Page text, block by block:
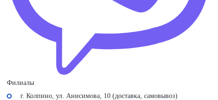
Филиалы
г. Колпино, ул. Анисимова, 10 (доставка, самовывоз)